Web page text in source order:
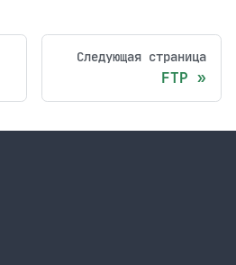
Следующая страница
FTP